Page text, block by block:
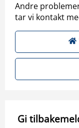
Andre
tar vi kontakt
Gi